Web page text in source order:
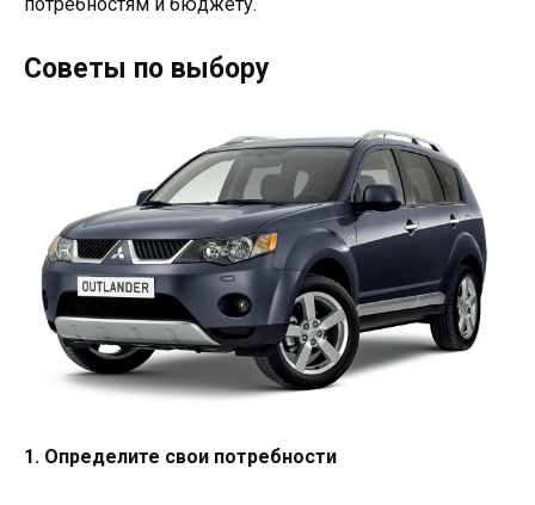
Советы по выбору
1. Определите свои потребности